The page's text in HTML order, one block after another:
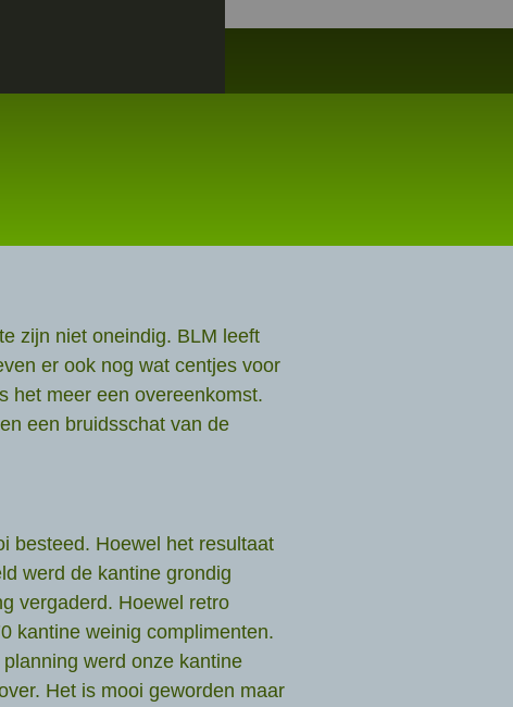
zijn niet oneindig. BLM leeft
er ook nog wat centjes voor
het meer een overeenkomst.
een bruidsschat van de
besteed. Hoewel het resultaat
werd de kantine grondig
vergaderd. Hoewel retro
kantine weinig complimenten.
werd onze kantine
Het is mooi geworden maar